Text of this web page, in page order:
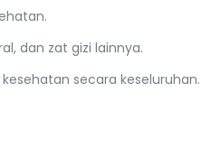
dan zat gizi lainnya.
secara keseluruhan.